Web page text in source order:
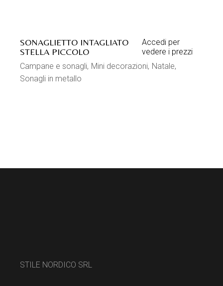
SONAGLIETTO INTAGLIATO
STELLA PICCOLO
Accedi per
vedere i prezzi
Campane e sonagli Mini decorazioni Natale
Sonagli in metallo
STILE NORDICO SRL